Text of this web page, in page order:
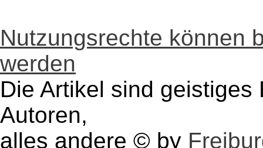
Nutzungsrechte können
werden
Die Artikel sind
Autoren,
alles andere © by